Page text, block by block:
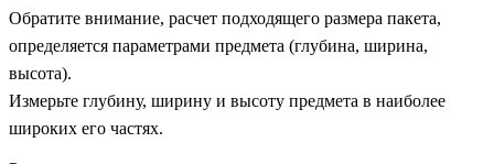
Обратите внимание, расчет подходящего размера пакета,
определяется параметрами предмета (глубина, ширина,
высота).
Измерьте глубину, ширину и высоту предмета в наиболее
широких его частях.